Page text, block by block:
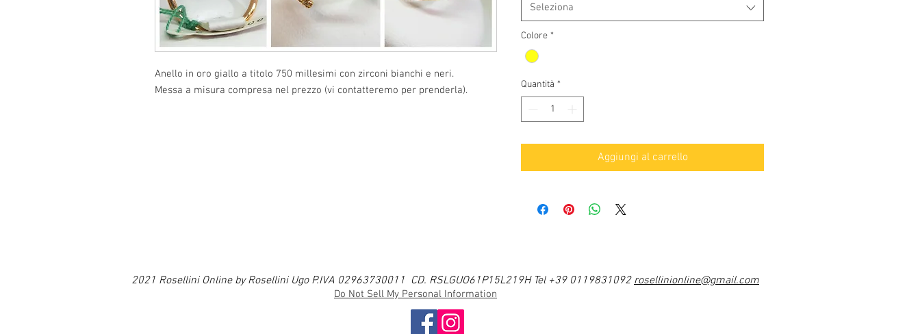
Anello in oro giallo a titolo 750 millesimi con zirconi bianchi e neri.
Messa a misura compresa nel prezzo (vi contatteremo per prenderla).
Seleziona
Colore *
Quantità *
Aggiungi al carrello
2021 Rosellini Online by Rosellini Ugo P.IVA 02963730011 CD. RSLGUO61P15L219H Tel +39 0119831092rosellinionline@gmail.com
Do Not Sell My Personal Information